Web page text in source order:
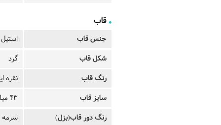
قاب
جنس قاب
استیل
شکل قاب
گرد
رنگ قاب
نقره
سایز قاب
43 میلی متر
رنگ دور قاب(بزل)
سرمه